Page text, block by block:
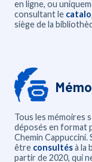
en ligne, ou
consultant le
siège de la
Tous les mémoires
déposés en format
Chemin Cappuccini.
être consultésà la
partir de 2020, qui